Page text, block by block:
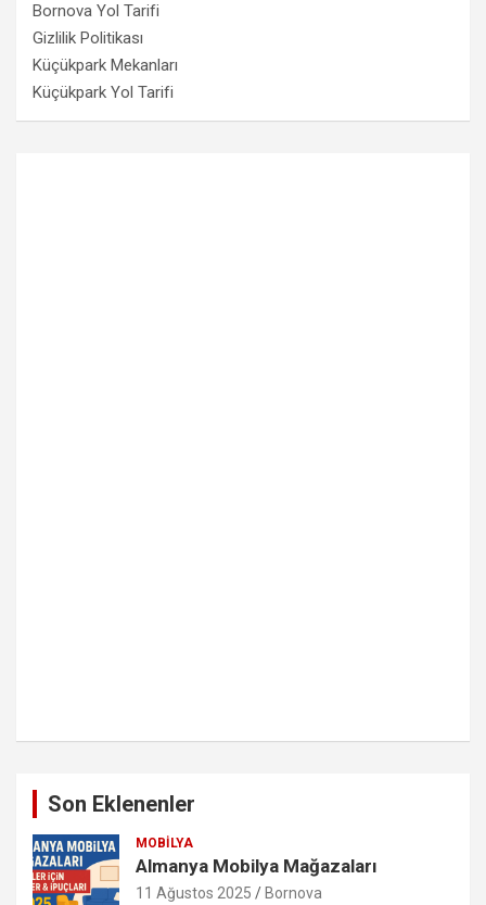
Bornova Yol Tarifi
Gizlilik Politikası
Küçükpark Mekanları
Küçükpark Yol Tarifi
Son Eklenenler
MOBILYA
Almanya Mobilya Mağazaları
11 Ağustos 2025 Bornova